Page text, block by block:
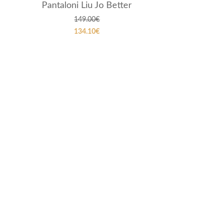
Pantaloni Liu Jo Better
149.00€
134.10€